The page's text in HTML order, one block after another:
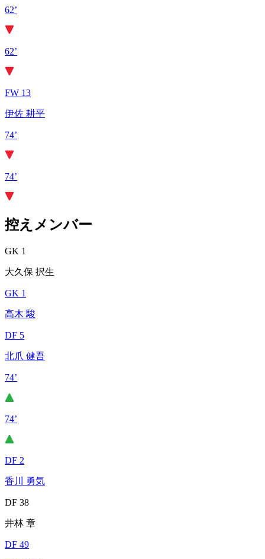
62’
62’
FW 13
伊佐 耕平
74’
74’
控えメンバー
GK 1
大久保 択生
GK 1
高木 駿
DF 5
北爪 健吾
74’
74’
DF 2
香川 勇気
DF 38
井林 章
DF 49